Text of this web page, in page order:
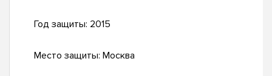
Год защиты: 2015
Место защиты: Москва